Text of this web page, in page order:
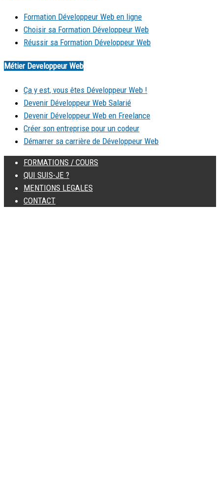
Formation Développeur Web en ligne
Choisir sa Formation Développeur Web
Réussir sa Formation Développeur Web
Métier Developpeur Web
Ça y est, vous êtes Développeur Web !
Devenir Développeur Web Salarié
Devenir Développeur Web en Freelance
Créer son entreprise pour un codeur
Démarrer sa carrière de Développeur Web
FORMATIONS / COURS
QUI SUIS-JE ?
MENTIONS LEGALES
CONTACT